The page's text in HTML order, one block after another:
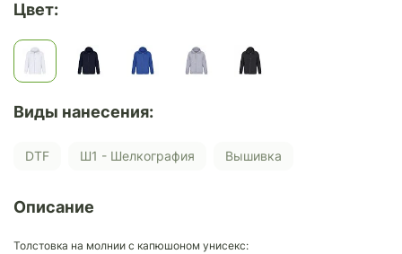
Цвет:
Виды нанесения:
DTF Ш1 - Шелкография Вышивка
Описание
Толстовка на молнии с капюшоном унисекс: